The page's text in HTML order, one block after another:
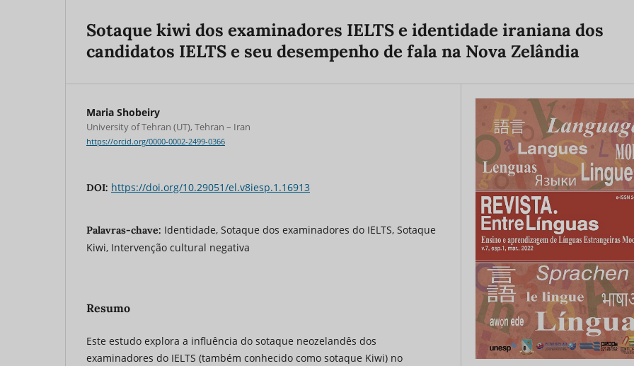
Sotaque kiwi dos examinadores IELTS e identidade iraniana dos
candidatos IELTS e seu desempenho de fala na Nova Zelândia
Maria Shobeiry
University of Tehran (UT), Tehran – Iran
https://orcid.org/0000-0002-2499-0366
DOI: https://doi.org/10.29051/el.v8iesp.1.16913
Palavras-chave: Identidade, Sotaque dos examinadores do IELTS, Sotaque
Kiwi, Intervenção cultural negativa
Resumo
Este estudo explora a influência do sotaque neozelandês dos
examinadores do IELTS (também conhecido como sotaque Kiwi) no